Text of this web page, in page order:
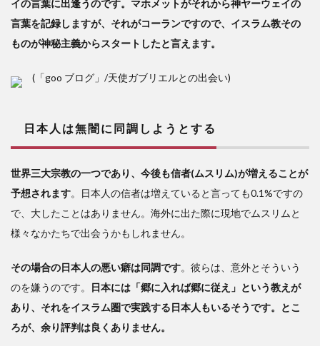
イの言葉に出逢うのです。マホメットがそれから神ヤーウェイの
言葉を記録しますが、それがコーランですので、イスラム教その
ものが神秘主義からスタートしたと言えます。
(「goo ブログ」/天使ガブリエルとの出会い)
日本人は無闇に同調しようとする
世界三大宗教の一つであり、今後も信者(ムスリム)が増えることが
予想されます。日本人の信者は増えていると言っても0.1%ですの
で、大したことはありません。海外に出た際に現地でムスリムと
様々なかたちで出会うかもしれません。
その場合の日本人の悪い癖は同調です。彼らは、意外とそういう
のを嫌うのです。
日本には「郷に入れば郷に従え」という教えが
あり、それをイスラム圏で実践する日本人もいるそうです。とこ
ろが、余り評判は良くありません。